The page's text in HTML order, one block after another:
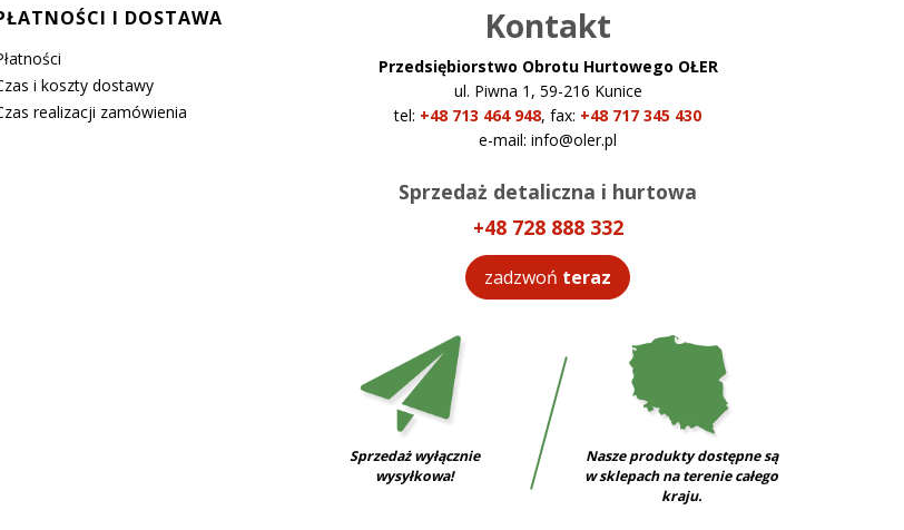
I DOSTAWA
i koszty dostawy
realizacji zamówienia
Kontakt
Przedsiębiorstwo Obrotu Hurtowego OŁER
ul. Piwna 1, 59-216 Kunice
tel: +48 713 464 948, fax: +48 717 345 430
e-mail: info@oler.pl
Sprzedaż detaliczna i hurtowa
+48 728 888 332
zadzwoń teraz
Sprzedaż wyłącznie
wysyłkowa!
Nasze produkty dostępne są
w sklepach na terenie całego
kraju.